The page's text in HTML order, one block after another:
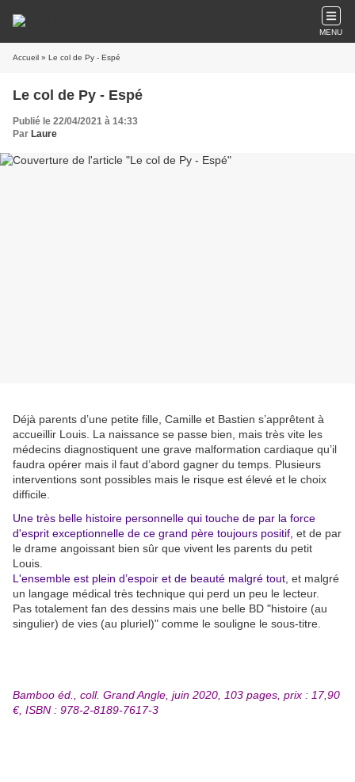
MENU
Accueil » Le col de Py - Espé
Le col de Py - Espé
Publié le 22/04/2021 à 14:33
Par Laure
Déjà parents d’une petite fille, Camille et Bastien s’apprêtent à
accueillir Louis. La naissance se passe bien, mais très vite les
médecins diagnostiquent une grave malformation cardiaque qu’il
faudra opérer mais il faut d’abord gagner du temps. Plusieurs
interventions sont possibles mais le risque est élevé et le choix
difficile.
Une très belle histoire personnelle qui touche de par la force
d'esprit exceptionnelle de ce grand père toujours positif, et de par
le drame angoissant bien sûr que vivent les parents du petit
Louis.
L'ensemble est plein d’espoir et de beauté malgré tout , et malgré
un langage médical très technique qui perd un peu le lecteur.
Pas totalement fan des dessins mais une belle BD "histoire (au
singulier) de vies (au pluriel)" comme le souligne le sous-titre.
Bamboo éd., coll. Grand Angle, juin 2020, 103 pages, prix : 17,90
€, ISBN : 978-2-8189-7617-3